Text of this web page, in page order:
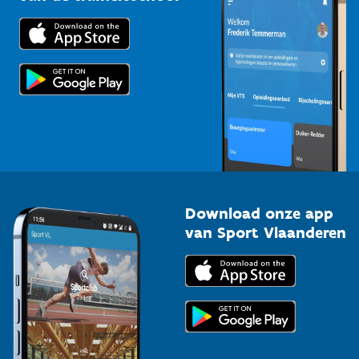
Trainers en begeleiders
Topsporters
Downloads
Voor de pers
Download onze app
van Sport Vlaanderen